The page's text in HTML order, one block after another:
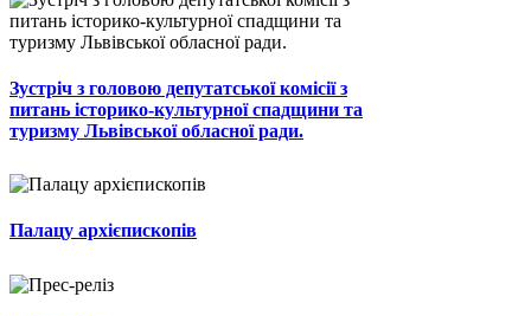
Зустріч з головою депутатської комісії з
питань історико-культурної спадщини та
туризму Львівської обласної ради.
Палацу архієпископів